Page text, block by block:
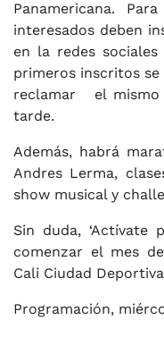
Panamericana.
interesados deben
en la redes sociales
primeros inscritos
reclamar el mismo
tarde.
Además, habrá
Andres Lerma,
show musical y
Sin duda, ‘Actívate
comenzar el mes
Cali Ciudad
Programación,